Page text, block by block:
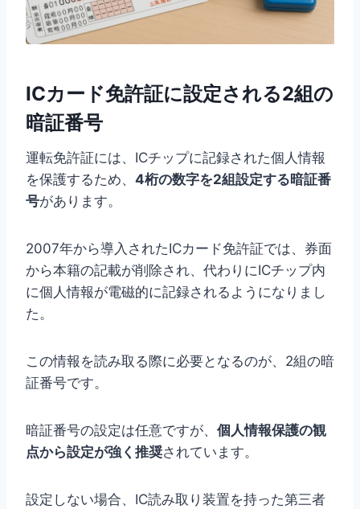
ICカード免許証に設定される2組の
暗証番号
運転免許証には、ICチップに記録された個人情報
を保護するため、 4桁の数字を2組設定する暗証番
号があります。
2007年から導入されたICカード免許証では、券面
から本籍の記載が削除され、代わりにICチップ内
に個人情報が電磁的に記録されるようになりまし
た。
この情報を読み取る際に必要となるのが、2組の暗
証番号です。
暗証番号の設定は任意ですが、 個人情報保護の観
点から設定が強く推奨されています。
設定しない場合、IC読み取り装置を持った第三者